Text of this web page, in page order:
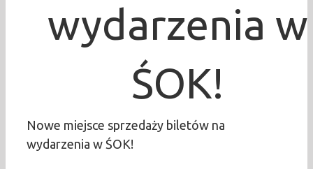
wydarzenia w
ŚOK!
Nowe miejsce sprzedaży biletów na
wydarzenia w ŚOK!